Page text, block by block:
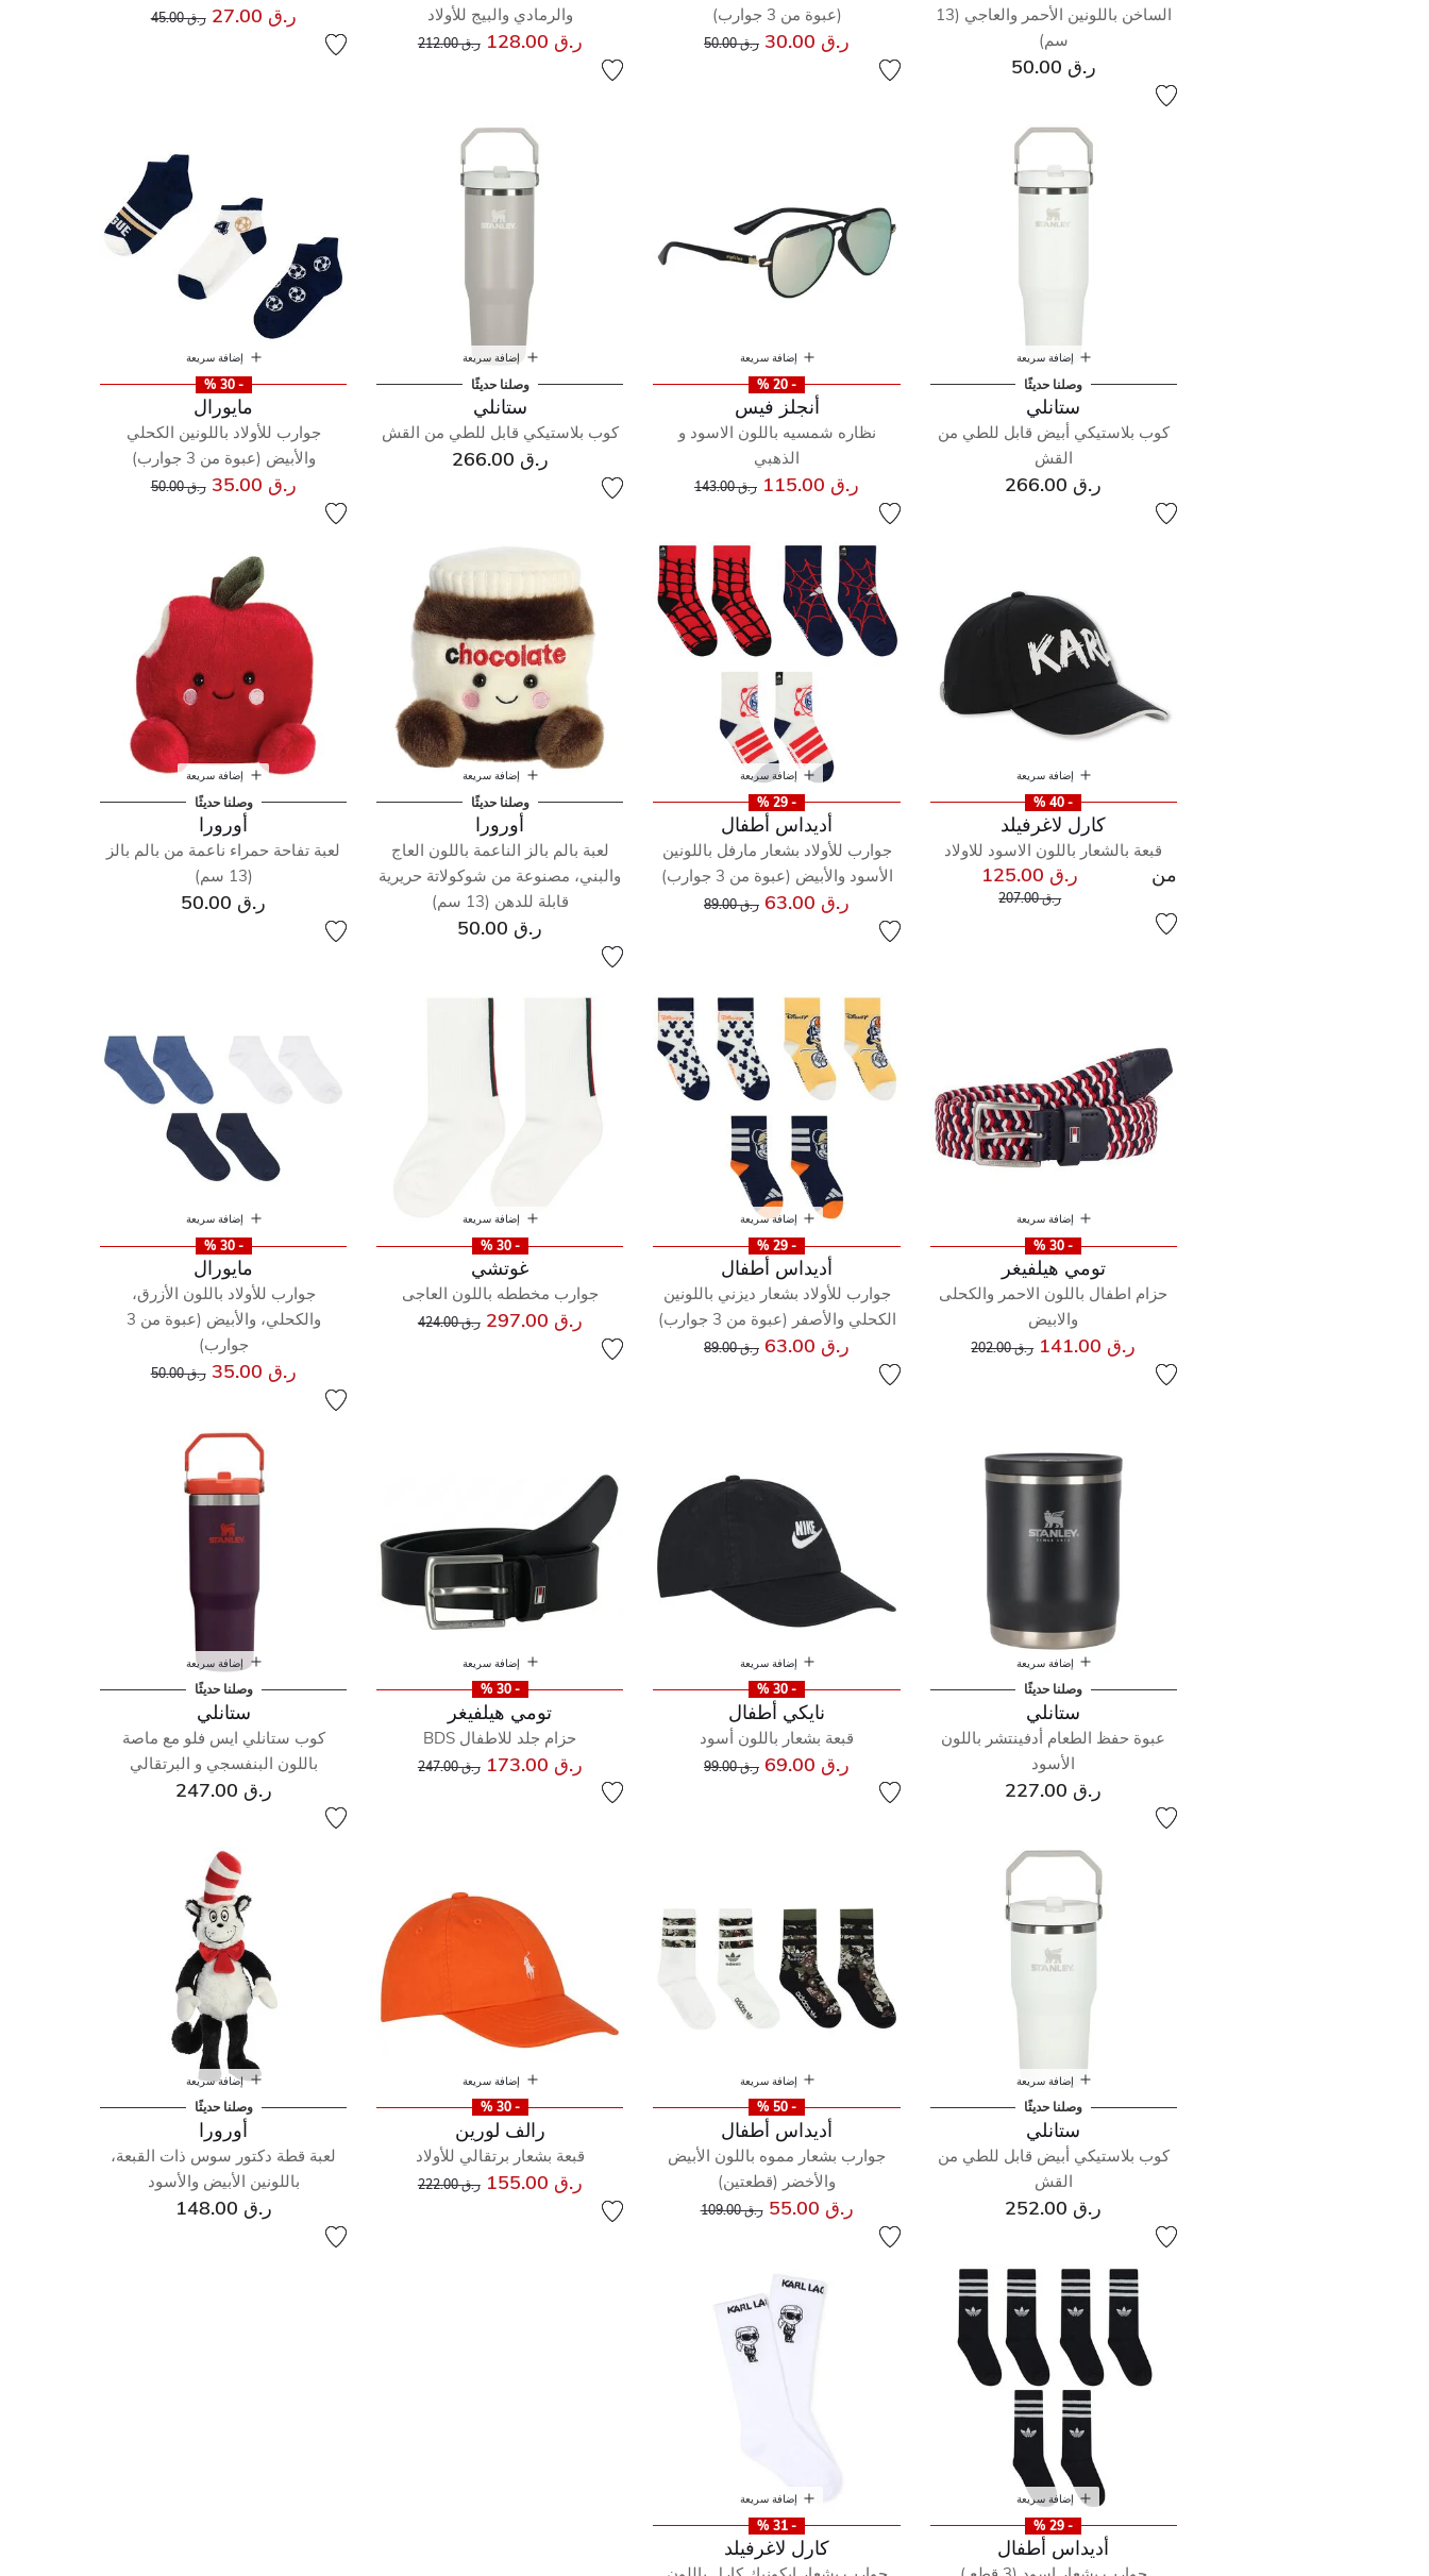
الساخن باللونين الأحمر والعاجي (13
سم)
ر.ق 50.00
(عبوة من 3 جوارب)
ر.ق 30.00 سعر مخفض من
ر.ق 50.00 إلى
والرمادي والبيج للأولاد
ر.ق 128.00 سعر مخفض من
ر.ق 212.00 إلى
ر.ق 27.00 سعر مخفض من
ر.ق 45.00
إضافة سريعة
وصلنا حديثًا
ستانلي
كوب بلاستيكي أبيض قابل للطي من
القش
ر.ق 266.00
إضافة سريعة
- 20 %
أنجلز فيس
نظاره شمسيه باللون الاسود و
الذهبي
ر.ق 115.00 سعر مخفض من
ر.ق 143.00 إلى
إضافة سريعة
وصلنا حديثًا
ستانلي
كوب بلاستيكي قابل للطي من القش
ر.ق 266.00
إضافة سريعة
- 30 %
مايورال
جوارب للأولاد باللونين الكحلي
والأبيض (عبوة من 3 جوارب)
ر.ق 35.00 سعر مخفض من
ر.ق 50.00
إضافة سريعة
- 40 %
كارل لاغرفيلد
قبعة بالشعار باللون الاسود للاولاد
من ر.ق 125.00
سعر مخفض من
ر.ق 207.00 إلى
إضافة سريعة
- 29 %
أديداس أطفال
جوارب للأولاد بشعار مارفل باللونين
الأسود والأبيض (عبوة من 3 جوارب)
ر.ق 63.00 سعر مخفض من
ر.ق 89.00 إلى
إضافة سريعة
وصلنا حديثًا
أورورا
لعبة بالم بالز الناعمة باللون العاج
والبني، مصنوعة من شوكولاتة حريرية
قابلة للدهن (13 سم)
ر.ق 50.00
إضافة سريعة
وصلنا حديثًا
أورورا
لعبة تفاحة حمراء ناعمة من بالم بالز
(13 سم)
ر.ق 50.00
إضافة سريعة
- 30 %
تومي هيلفيغر
حزام اطفال باللون الاحمر والكحلى
والابيض
ر.ق 141.00 سعر مخفض من
ر.ق 202.00 إلى
إضافة سريعة
- 29 %
أديداس أطفال
جوارب للأولاد بشعار ديزني باللونين
الكحلي والأصفر (عبوة من 3 جوارب)
ر.ق 63.00 سعر مخفض من
ر.ق 89.00 إلى
إضافة سريعة
- 30 %
غوتشي
جوارب مخططه باللون العاجى
ر.ق 297.00 سعر مخفض من
ر.ق 424.00
إضافة سريعة
- 30 %
مايورال
جوارب للأولاد باللون الأزرق،
والكحلي، والأبيض (عبوة من 3
جوارب)
ر.ق 35.00 سعر مخفض من
ر.ق 50.00
إضافة سريعة
وصلنا حديثًا
ستانلي
عبوة حفظ الطعام أدفينتشر باللون
الأسود
ر.ق 227.00
إضافة سريعة
- 30 %
نايكي أطفال
قبعة بشعار باللون أسود
ر.ق 69.00 سعر مخفض من
ر.ق 99.00 إلى
إضافة سريعة
- 30 %
تومي هيلفيغر
حزام جلد للاطفال BDS
ر.ق 173.00 سعر مخفض من
ر.ق 247.00 إلى
إضافة سريعة
وصلنا حديثًا
ستانلي
كوب ستانلي ايس فلو مع ماصة
باللون البنفسجي و البرتقالي
ر.ق 247.00
إضافة سريعة
وصلنا حديثًا
ستانلي
كوب بلاستيكي أبيض قابل للطي من
القش
ر.ق 252.00
إضافة سريعة
- 50 %
أديداس أطفال
جوارب بشعار مموه باللون الأبيض
والأخضر (قطعتين)
ر.ق 55.00 سعر مخفض من
ر.ق 109.00
إضافة سريعة
- 30 %
رالف لورين
قبعة بشعار برتقالي للأولاد
ر.ق 155.00 سعر مخفض من
ر.ق 222.00 إلى
إضافة سريعة
وصلنا حديثًا
أورورا
لعبة قطة دكتور سوس ذات القبعة،
باللونين الأبيض والأسود
ر.ق 148.00
إضافة سريعة
- 29 %
أديداس أطفال
إضافة سريعة
- 31 %
كارل لاغرفيلد